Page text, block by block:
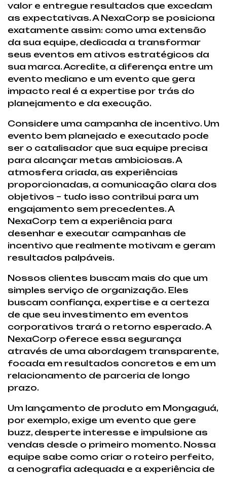
valor e entregue resultados que excedam
as expectativas. A NexaCorp se posiciona
exatamente assim: como uma extensão
da sua equipe, dedicada a transformar
seus eventos em ativos estratégicos da
sua marca. Acredite, a diferença entre um
evento mediano e um evento que gera
impacto real é a expertise por trás do
planejamento e da execução.
Considere uma campanha de incentivo. Um
evento bem planejado e executado pode
ser o catalisador que sua equipe precisa
para alcançar metas ambiciosas. A
atmosfera criada, as experiências
proporcionadas, a comunicação clara dos
objetivos – tudo isso contribui para um
engajamento sem precedentes. A
NexaCorp tem a experiência para
desenhar e executar campanhas de
incentivo que realmente motivam e geram
resultados palpáveis.
Nossos clientes buscam mais do que um
simples serviço de organização. Eles
buscam confiança, expertise e a certeza
de que seu investimento em eventos
corporativos trará o retorno esperado. A
NexaCorp oferece essa segurança
através de uma abordagem transparente,
focada em resultados concretos e em um
relacionamento de parceria de longo
prazo.
Um lançamento de produto em Mongaguá,
por exemplo, exige um evento que gere
buzz, desperte interesse e impulsione as
vendas desde o primeiro momento. Nossa
equipe sabe como criar o roteiro perfeito,
a cenografia adequada e a experiência de